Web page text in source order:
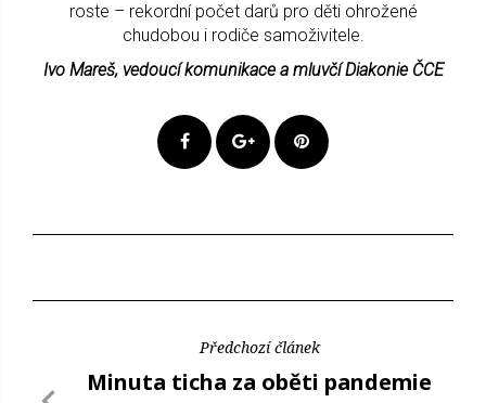
roste – rekordní počet darů pro děti ohrožené
chudobou i rodiče samoživitele.
Ivo Mareš, vedoucí komunikace a mluvčí Diakonie ČCE
Předchozí článek
Minuta ticha za oběti pandemie